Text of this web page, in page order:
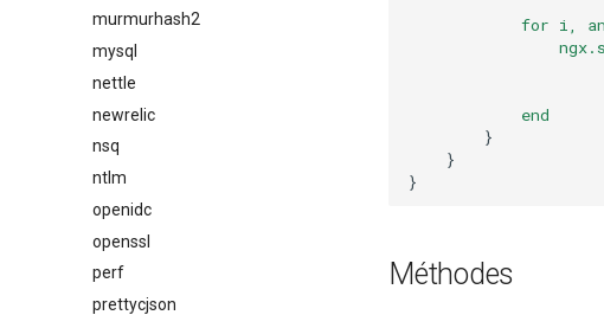
murmurhash2
mysql
nettle
newrelic
nsq
ntlm
openidc
openssl
perf
prettycjson
for i,
end
}
}
}
Méthodes